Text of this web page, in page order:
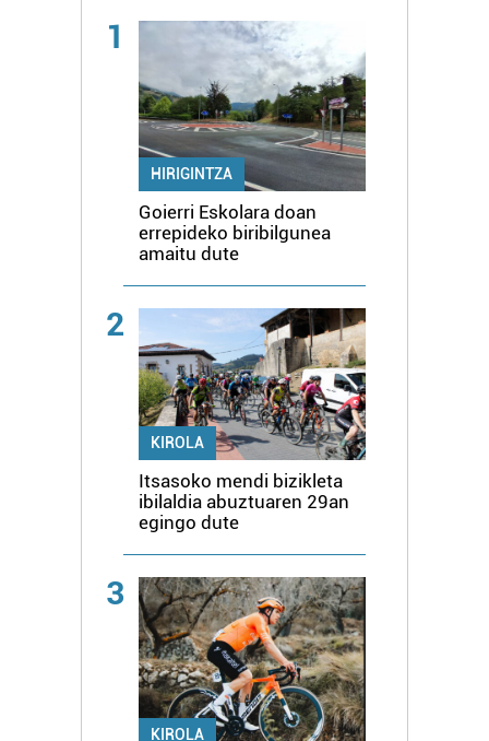
1
HIRIGINTZA
Goierri Eskolara doan
errepideko biribilgunea
amaitu dute
2
KIROLA
Itsasoko mendi bizikleta
ibilaldia abuztuaren 29an
egingo dute
3
KIROLA